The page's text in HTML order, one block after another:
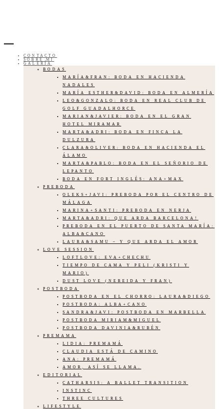
CONTACTO
SOBRE MI
GALERÍA
BODAS
MARÍA&FRAN: BODA EN HACIENDA
NADALES
MARÍA ESTHER&DAVID: BODA EN ALMERÍA
LEO&GONZALO: BODA EN REAL CLUB DE
GOLF GUADALHORCE
MARIAN&JAVIER: BODA EN EL GRAN
HOTEL MIRAMAR
MARTA&ADRI: BODA EN FINCA LA
DULZURA
CLARA&OLIVER: BODA EN HACIENDA EL
ÁLAMO
MARTA&PABLO: BODA EN EL SEÑORIO DE
LEPANTO
BODA EN FORT INGLÉS: ANA+MAX
PREBODA
OLEKS+JAVI: PREBODA POR EL CENTRO DE
MÁLAGA
MARINA+SANTI: PREBODA EN NERJA
MARTA&ADRI: QUE ARDA BARCELONA!
PREBODA EN EL PUERTO DE SANTA MARÍA:
ALBA&CANO
LAURA&SAMU – Y QUE ARDA EL AMOR
LOVE SESSION
LOFTLOVE: EVA+CHECHU
TIEMPO DE CAMA Y PELI (KRISTI Y
MARIO)
DUST LOVE (NEREIDA Y FRAN)
POSTBODA
POSTBODA EN EL CHORRO: LAURA&DIEGO
POSTBODA: ALBA+CANO
SANDRA&JAVI: POSTBODA EN MARBELLA
POSTBODA MIRIAM&MIGUEL
POSTBODA DAVINIA&RUBÉN
PREMAMA
LIDIA: PREMAMÁ
CLAUDIA ESTÁ DE CAMINO
ANA: PREMAMÁ
AMOR, ASÍ SE LLAMA.
EDITORIAL
CATHARSIS: A BALLET TRANSITION
INSTINC
THREE CULTURES
LIFESTYLE